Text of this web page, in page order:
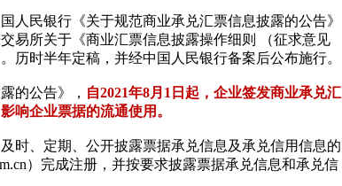
人民银行《关于规范商业承兑汇票信息披露的公告》
易所关于《商业汇票信息披露操作细则 （征求意见
历时半年定稿，并经中国人民银行备案后公布施行。
的公告》， 自2021年8月1日起，企业签发商业承兑汇
响企业票据的流通使用。
时、定期、公开披露票据承兑信息及承兑信用信息的
）完成注册，并按要求披露票据承兑信息和承兑信